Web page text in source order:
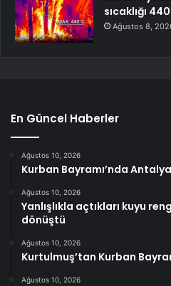
sıcaklığı
Ağustos 8,
En Güncel Haberler
Ağustos 10, 2026
Kurban Bayramı’nda
Ağustos 10, 2026
Yanlışlıkla açtıkları kuyu
dönüştü
Ağustos 10, 2026
Kurtulmuş’tan Kurban
Ağustos 10, 2026